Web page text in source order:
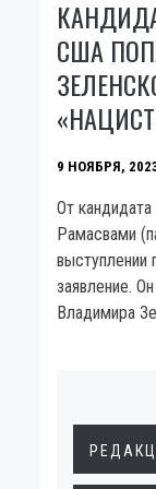
США
9 НОЯБРЯ,
От
Рамасвами
заявление.
Владимира